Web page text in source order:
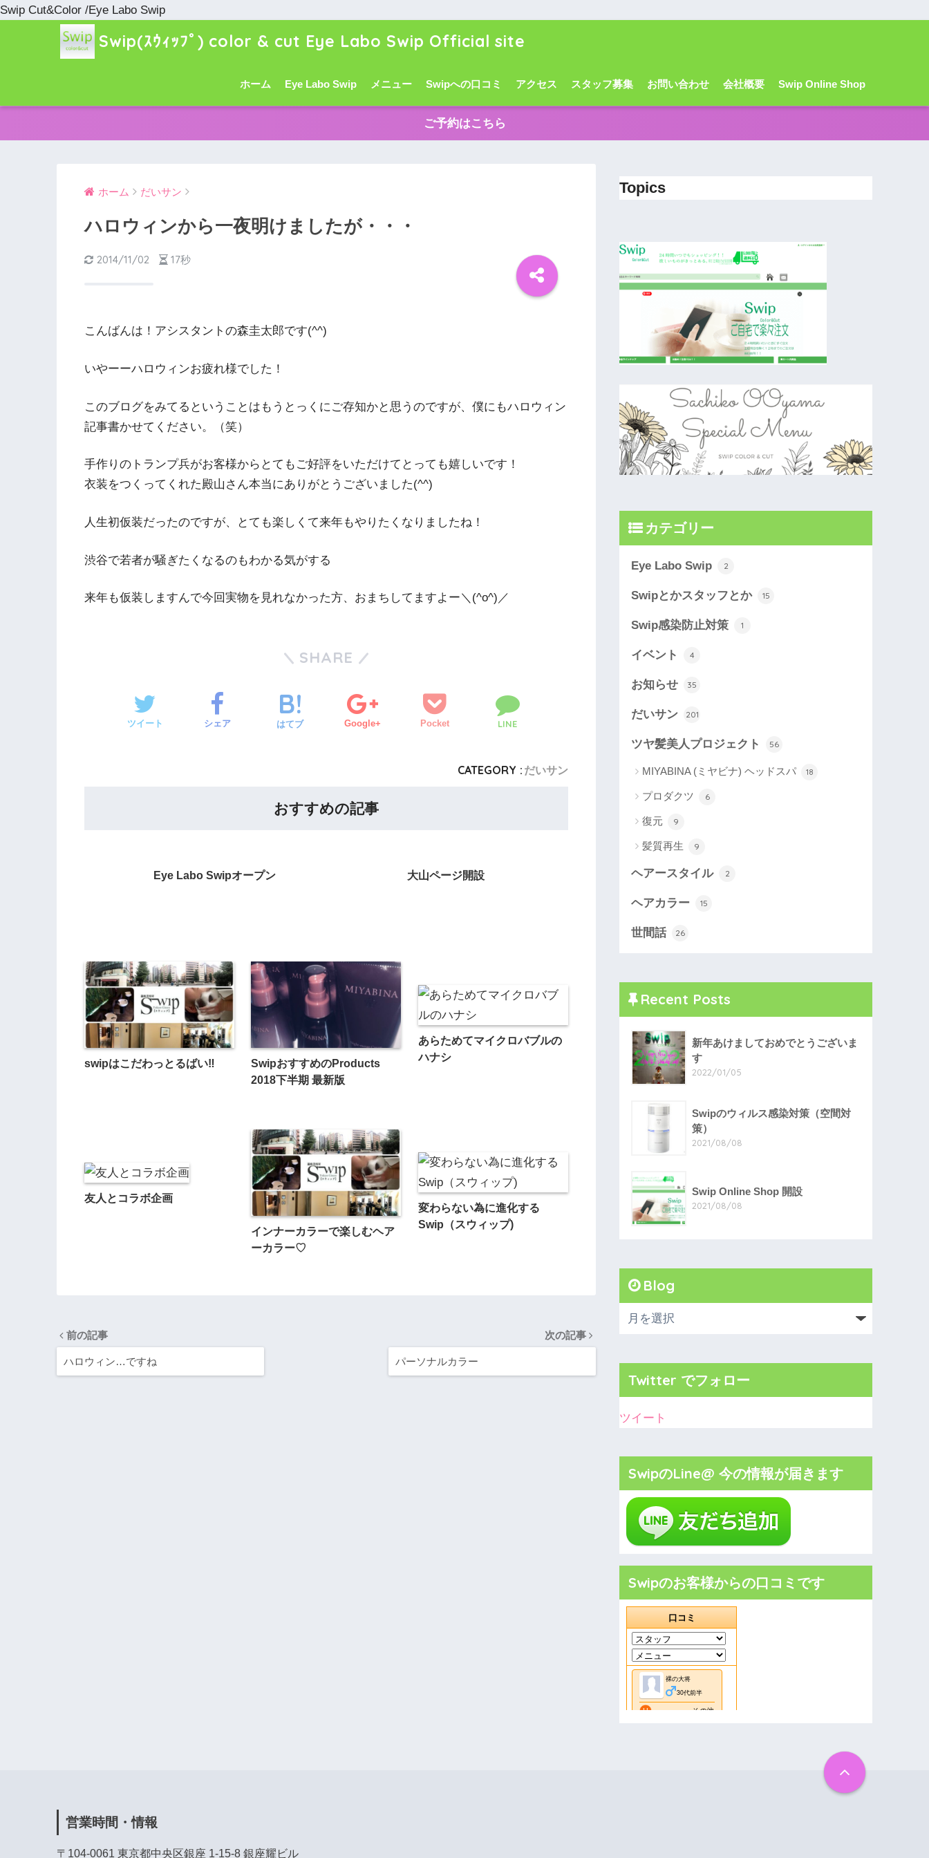
Swip Cut&Color /Eye Labo Swip
Swip(ｽｳｨｯﾌﾟ) color & cut Eye Labo Swip Official site
ホーム Eye Labo Swip メニュー Swipへの口コミ アクセス スタッフ募集 お問い合わせ 会社概要 Swip Online Shop
ご予約はこちら
ホーム だいサン
ハロウィンから一夜明けましたが・・・
2014/11/02 17秒
こんばんは！アシスタントの森圭太郎です(^^)
いやーーハロウィンお疲れ様でした！
このブログをみてるということはもうとっくにご存知かと思うのですが、僕にもハロウィン
記事書かせてください。（笑）
手作りのトランプ兵がお客様からとてもご好評をいただけてとっても嬉しいです！
衣装をつくってくれた殿山さん本当にありがとうございました(^^)
人生初仮装だったのですが、とても楽しくて来年もやりたくなりましたね！
渋谷で若者が騒ぎたくなるのもわかる気がする
来年も仮装しますんで今回実物を見れなかった方、おまちしてますよー＼(^o^)／
SHARE
ツイート シェア はてブ Google+ Pocket LINE
CATEGORY : だいサン
おすすめの記事
Eye Labo Swipオープン 大山ページ開設
swipはこだわっとるばい‼︎
SwipおすすめのProducts
2018下半期 最新版
あらためてマイクロバブルの
ハナシ
友人とコラボ企画
インナーカラーで楽しむヘア
ーカラー♡
変わらない為に進化する
Swip（スウィップ)
前の記事
ハロウィン…ですね
次の記事
パーソナルカラー
Topics
カテゴリー
Eye Labo Swip 2
Swipとかスタッフとか 15
Swip感染防止対策 1
イベント 4
お知らせ 35
だいサン 201
ツヤ髪美人プロジェクト 56
MIYABINA (ミヤビナ) ヘッドスパ 18
プロダクツ 6
復元 9
髪質再生 9
ヘアースタイル 2
ヘアカラー 15
世間話 26
Recent Posts
新年あけましておめでとうございま
す
2022/01/05
Swipのウィルス感染対策（空間対
策）
2021/08/08
Swip Online Shop 開設
2021/08/08
Blog
Twitter でフォロー
ツイート
SwipのLine@ 今の情報が届きます
Swipのお客様からの口コミです
営業時間・情報
〒104-0061 東京都中央区銀座 1-15-8 銀座耀ビル